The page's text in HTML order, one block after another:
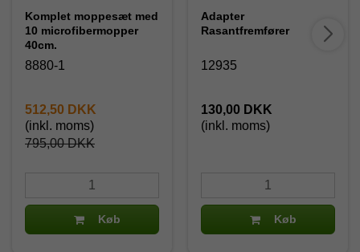
Komplet moppesæt med
10 microfibermopper
40cm.
8880-1
795,00 DKK
512,50 DKK
(inkl. moms)
Køb
Adapter
Rasantfremfører
12935
130,00 DKK
(inkl. moms)
Køb